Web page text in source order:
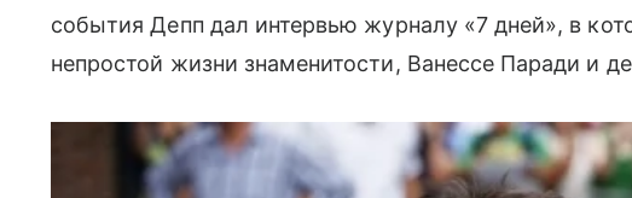
события Депп дал интервью журналу «7 дней», в
непростой жизни знаменитости, Ванессе Паради и